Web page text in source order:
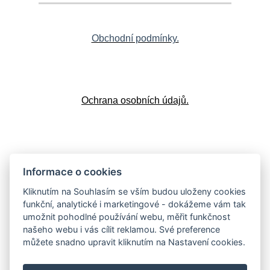
Obchodní podmínky.
Ochrana osobních údajů.
Vrácení zboží
Informace o cookies
Kliknutím na Souhlasím se vším budou uloženy cookies
funkční, analytické i marketingové - dokážeme vám tak
umožnit pohodlné používání webu, měřit funkčnost
našeho webu i vás cílit reklamou. Své preference
můžete snadno upravit kliknutím na Nastavení cookies.